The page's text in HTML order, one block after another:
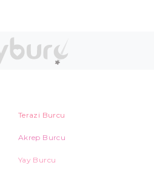
Terazi Burcu
Akrep Burcu
Yay Burcu